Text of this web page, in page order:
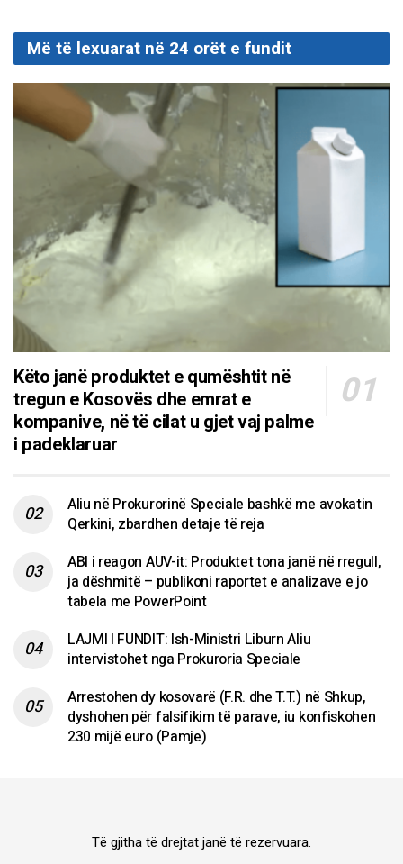
Më të lexuarat në 24 orët e fundit
Këto janë produktet e qumështit në
tregun e Kosovës dhe emrat e
kompanive, në të cilat u gjet vaj palme
i padeklaruar
Aliu në Prokurorinë Speciale bashkë me avokatin
Qerkini, zbardhen detaje të reja
ABI i reagon AUV-it: Produktet tona janë në rregull,
ja dëshmitë – publikoni raportet e analizave e jo
tabela me PowerPoint
LAJMI I FUNDIT: Ish-Ministri Liburn Aliu
intervistohet nga Prokuroria Speciale
Arrestohen dy kosovarë (F.R. dhe T.T.) në Shkup,
dyshohen për falsifikim të parave, iu konfiskohen
230 mijë euro (Pamje)
Të gjitha të drejtat janë të rezervuara.